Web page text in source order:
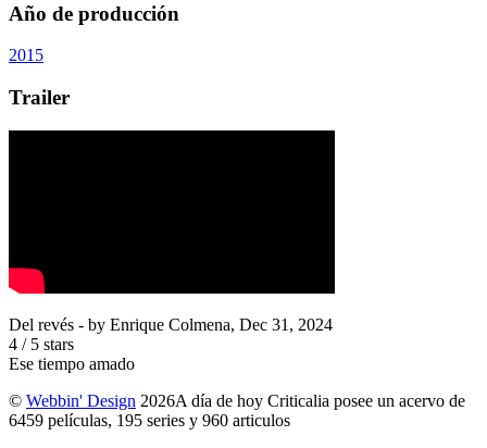
Año de producción
2015
Trailer
Del revés - by Enrique Colmena, Dec 31, 2024
4 / 5 stars
Ese tiempo amado
© Webbin' Design 2026A día de hoy Criticalia posee un acervo de
6459 películas, 195 series y 960 articulos